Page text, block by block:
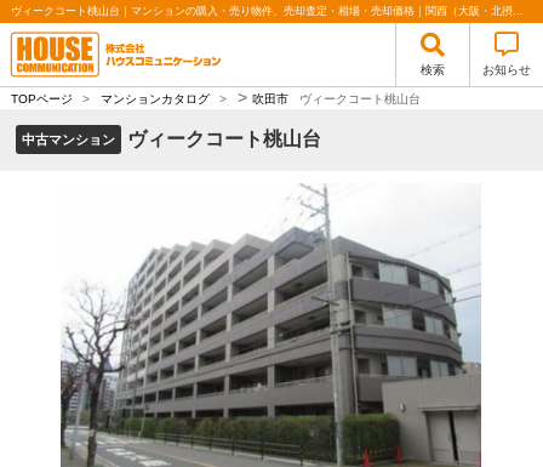
ヴィークコート桃山台｜マンションの購入・売り物件、売却査定・相場・売却価格｜関西（大阪・北摂・神戸）・関東（東京）で不動産の購入・売却、注文住宅、リノベーションの事なら株式会社ハウスコミュニケーション
検索 お知らせ
TOPページ > マンションカタログ > > 吹田市 ヴィークコート桃山台
中古マンション ヴィークコート桃山台